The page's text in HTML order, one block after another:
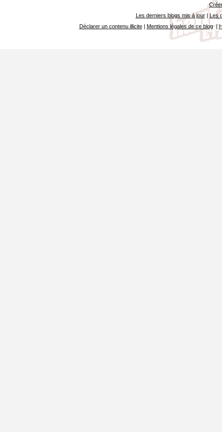
Les derniers blogs mis à jour| Les
Déclarer un contenu illicite| Mentions légales de ce blog|